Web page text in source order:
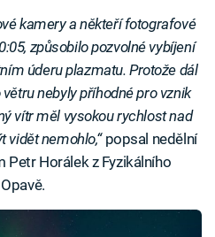
kamery a někteří fotografové
způsobilo pozvolné vybíjení
úderu plazmatu. Protože dál
nebyly příhodné pro vznik
vítr měl vysokou rychlost nad
vidět nemohlo,“popsal nedělní
Horálek z Fyzikálního